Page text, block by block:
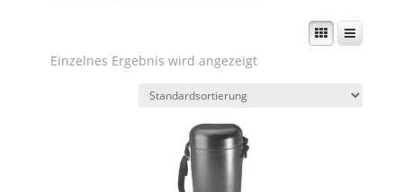
Einzelnes Ergebnis wird angezeigt